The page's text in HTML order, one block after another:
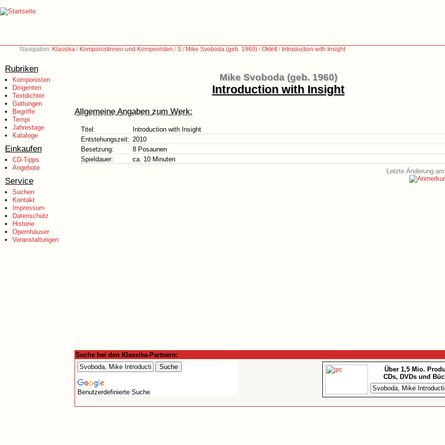
Navigation: Klassika / Komponistinnen und Komponisten /S / Mike Svoboda (geb. 1960) /Oktett/ Introduction with Insight
Rubriken
Komponisten
Dirigenten
Textdichter
Gattungen
Begriffe
Tempi
Jahrestage
Kataloge
Einkaufen
CD-Tipps
Angebote
Service
Suchen
Kontakt
Impressum
Datenschutz
Historie
Opernhäuser
Veranstaltungen
Mike Svoboda (geb. 1960)
Introduction with Insight
Allgemeine Angaben zum Werk:
Titel:
Introduction with Insight
Entstehungszeit: 2010
Besetzung:
8 Posaunen
Spieldauer:
ca. 10 Minuten
Letzte Änderung
Suche bei den Klassika-Partnern:
Benutzerdefinierte Suche
Über 1,5 Mio.
CDs, DVDs und